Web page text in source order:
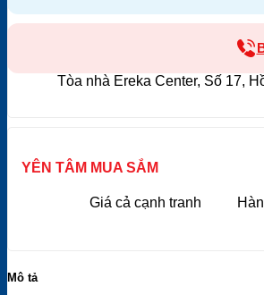
Tòa nhà Ereka Center, Số 17,
YÊN TÂM MUA SẮM
Giá cả cạnh tranh
Mô tả